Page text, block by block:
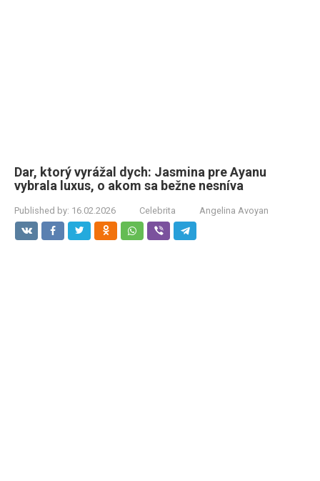
Dar, ktorý vyrážal dych: Jasmina pre Ayanu
vybrala luxus, o akom sa bežne nesníva
Published by: 16.02.2026 Celebrita Angelina Avoyan